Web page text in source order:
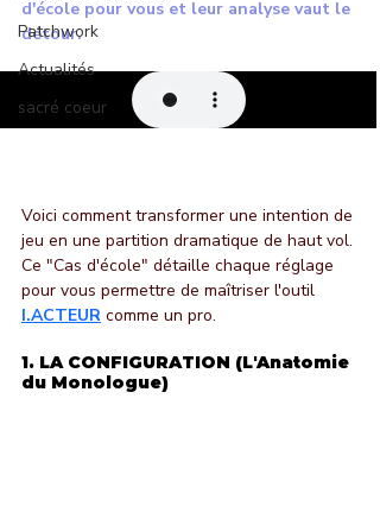
Patchwork
Actualités
sacré coeur
d'école pour vous et leur analyse vaut le
détour.
Voici comment transformer une intention de
jeu en une partition dramatique de haut vol.
Ce "Cas d'école" détaille chaque réglage
pour vous permettre de maîtriser l'outil
I.ACTEUR comme un pro.
1. LA CONFIGURATION (L'Anatomie
du Monologue)